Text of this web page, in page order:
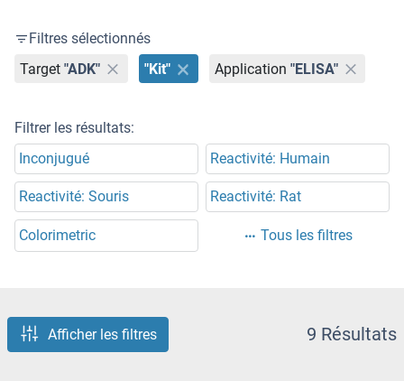
Filtres sélectionnés
Target "ADK" "Kit" Application "ELISA"
Filtrer les résultats:
Inconjugué
Reactivité: Humain
Reactivité: Souris Reactivité: Rat
Colorimetric Tous les filtres
Afficher les filtres 9 Résultats